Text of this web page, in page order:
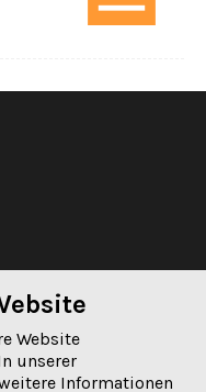
Website
unserer
Informationen